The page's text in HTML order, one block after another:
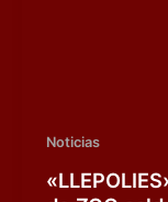
Noticias